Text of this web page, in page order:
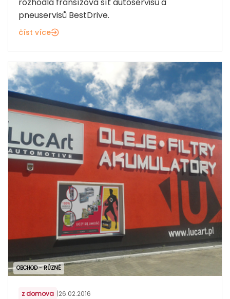
rozhodla franšízová síť autoservisů a
pneuservisů BestDrive.
číst více
OBCHOD - RŮZNÉ
z domova |26.02.2016